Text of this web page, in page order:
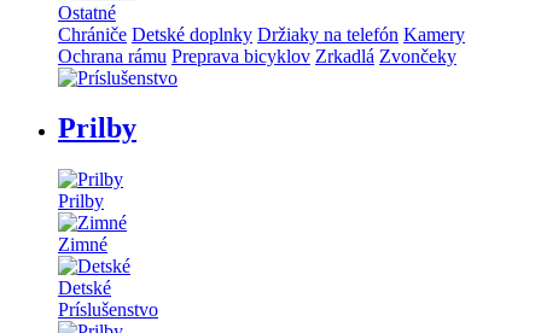
Ostatné
Chrániče Detské doplnky Držiaky na telefón Kamery
Ochrana rámu Preprava bicyklov Zrkadlá Zvončeky
Prilby
Prilby
Zimné
Detské
Príslušenstvo